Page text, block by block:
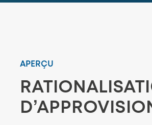
APERÇU